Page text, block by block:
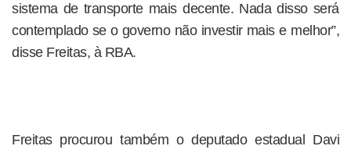
sistema de transporte mais decente. Nada disso será
contemplado se o governo não investir mais e melhor”,
disse Freitas, à RBA.
Freitas procurou também o deputado estadual Davi